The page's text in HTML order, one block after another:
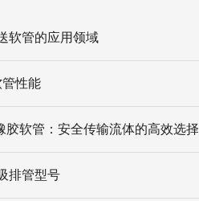
软管的应用领域
性能
胶软管：安全传输流体的高效选择
排管型号